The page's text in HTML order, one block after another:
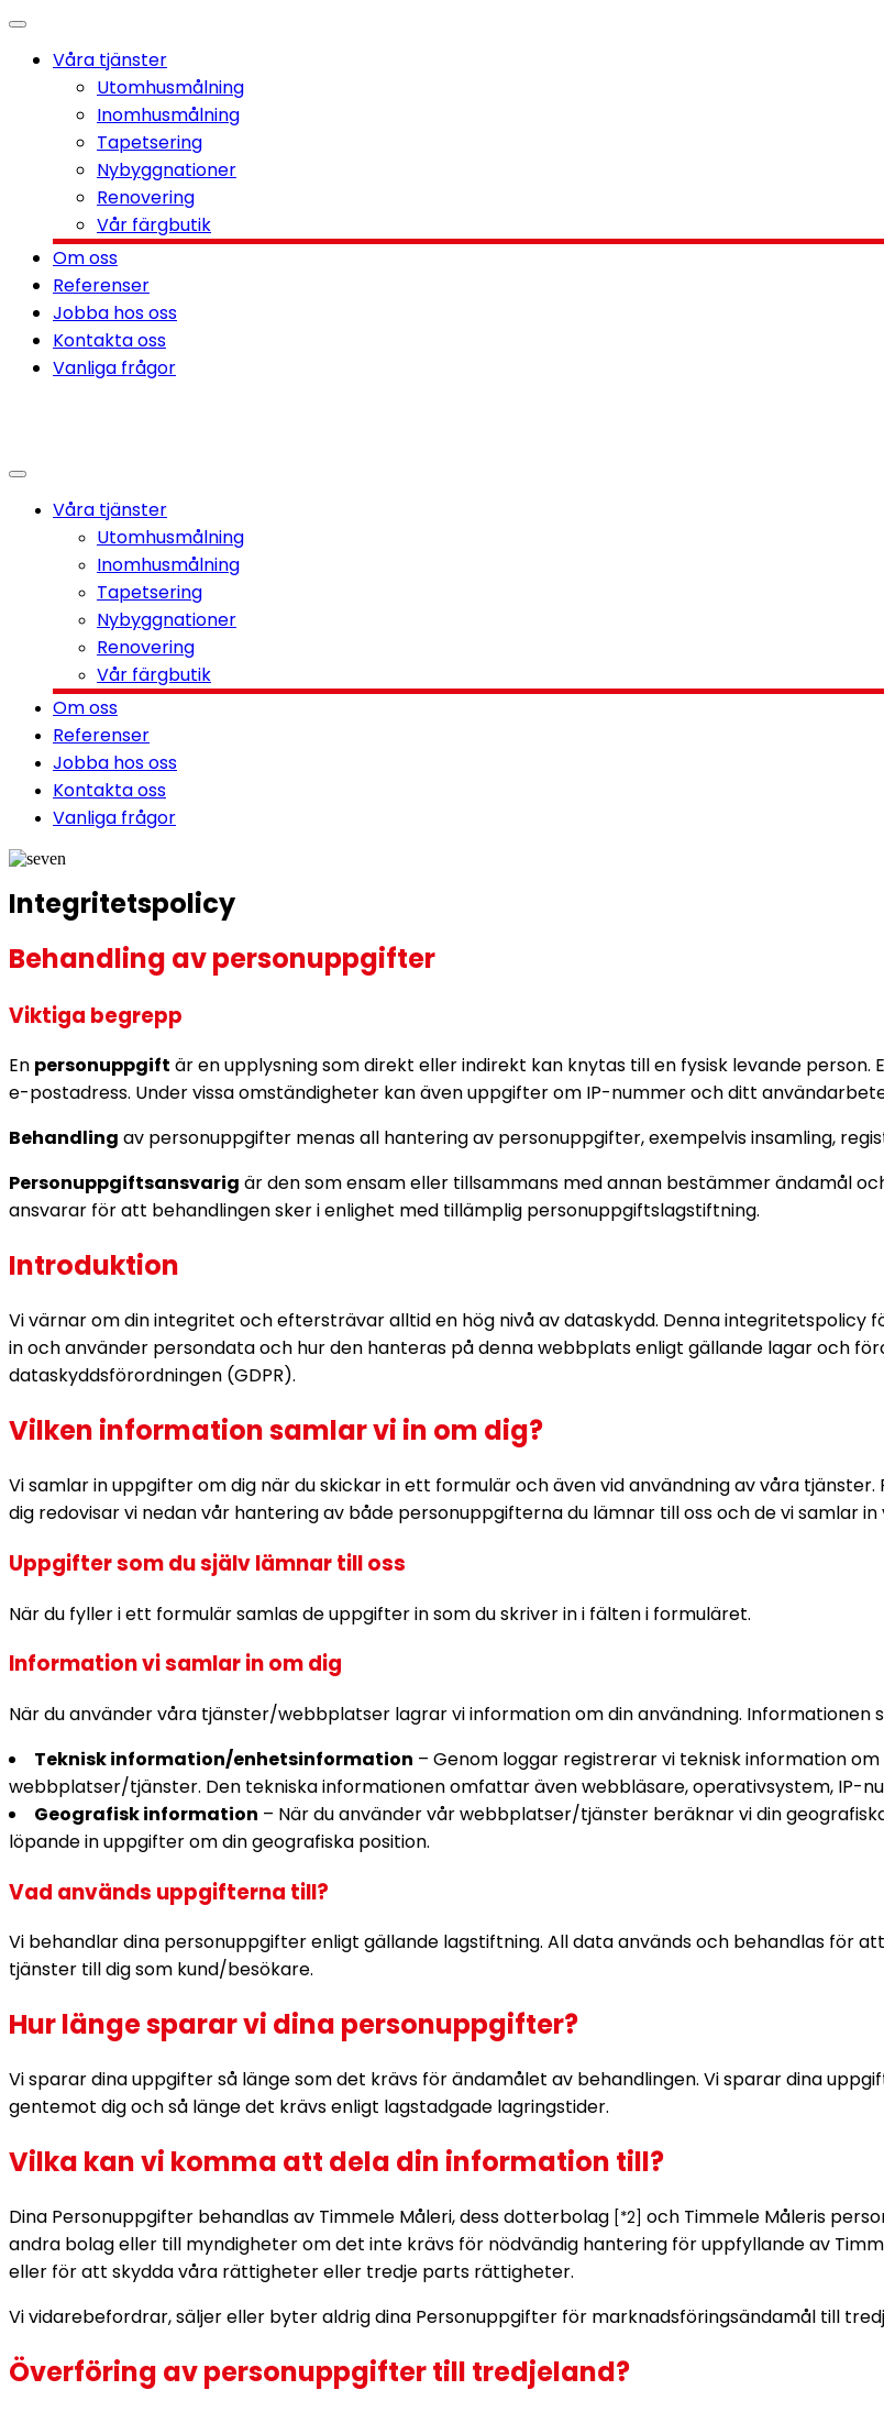
Våra tjänster
Utomhusmålning
Inomhusmålning
Tapetsering
Nybyggnationer
Renovering
Vår färgbutik
Om oss
Referenser
Jobba hos oss
Kontakta oss
Vanliga frågor
Våra tjänster
Utomhusmålning
Inomhusmålning
Tapetsering
Nybyggnationer
Renovering
Vår färgbutik
Om oss
Referenser
Jobba hos oss
Kontakta oss
Vanliga frågor
Integritetspolicy
Behandling av personuppgifter
Viktiga begrepp
En personuppgift är en upplysning som direkt eller indirekt kan knytas till en fysisk levande
e-postadress. Under vissa omständigheter kan även uppgifter om IP-nummer och ditt
Behandling av personuppgifter menas all hantering av personuppgifter, exempelvis insamling,
Personuppgiftsansvarig är den som ensam eller tillsammans med annan bestämmer ändamål
ansvarar för att behandlingen sker i enlighet med tillämplig personuppgiftslagstiftning.
Introduktion
Vi värnar om din integritet och eftersträvar alltid en hög nivå av dataskydd. Denna
in och använder persondata och hur den hanteras på denna webbplats enligt gällande lagar och
dataskyddsförordningen (GDPR).
Vilken information samlar vi in om dig?
Vi samlar in uppgifter om dig när du skickar in ett formulär och även vid användning av våra
dig redovisar vi nedan vår hantering av både personuppgifterna du lämnar till oss och de vi samlar
Uppgifter som du själv lämnar till oss
När du fyller i ett formulär samlas de uppgifter in som du skriver in i fälten i formuläret.
Information vi samlar in om dig
När du använder våra tjänster/webbplatser lagrar vi information om din användning. Informationen
Teknisk information/enhetsinformation – Genom loggar registrerar vi teknisk information
webbplatser/tjänster. Den tekniska informationen omfattar även webbläsare, operativsystem, IP-
Geografisk information – När du använder vår webbplatser/tjänster beräknar vi din
löpande in uppgifter om din geografiska position.
Vad används uppgifterna till?
Vi behandlar dina personuppgifter enligt gällande lagstiftning. All data används och behandlas för
tjänster till dig som kund/besökare.
Hur länge sparar vi dina personuppgifter?
Vi sparar dina uppgifter så länge som det krävs för ändamålet av behandlingen. Vi sparar dina
gentemot dig och så länge det krävs enligt lagstadgade lagringstider.
Vilka kan vi komma att dela din information till?
Dina Personuppgifter behandlas av Timmele Måleri, dess dotterbolag [*2] och Timmele Måleris
andra bolag eller till myndigheter om det inte krävs för nödvändig hantering för uppfyllande av
eller för att skydda våra rättigheter eller tredje parts rättigheter.
Vi vidarebefordrar, säljer eller byter aldrig dina Personuppgifter för marknadsföringsändamål till
Överföring av personuppgifter till tredjeland?